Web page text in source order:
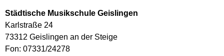
Städtische Musikschule Geislingen
Karlstraße 24
73312 Geislingen an der Steige
Fon: 07331/24278